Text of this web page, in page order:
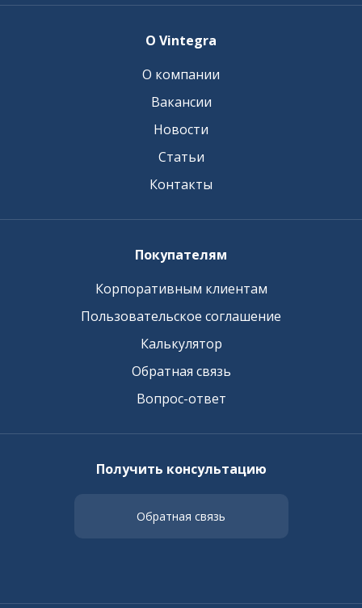
О Vintegra
О компании
Вакансии
Новости
Статьи
Контакты
Покупателям
Корпоративным клиентам
Пользовательское соглашение
Калькулятор
Обратная связь
Вопрос-ответ
Получить консультацию
Обратная связь